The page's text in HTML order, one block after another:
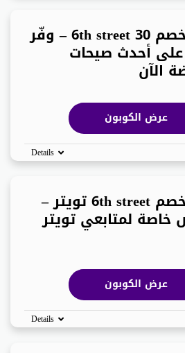
كود خصم 6th street 30 – وفّر
على أحدث صيحات
الآن
عرض الكوبون
Details
كود خصم 6th street تويتر –
لمتابعي تويتر
عرض الكوبون
Details